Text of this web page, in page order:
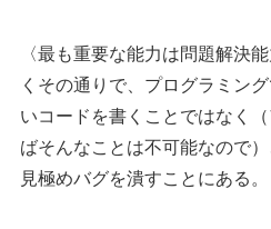
〈最も重要な能力は問題解決
くその通りで、プログラミン
いコードを書くことではなく
ばそんなことは不可能なので
見極めバグを潰すことにある。